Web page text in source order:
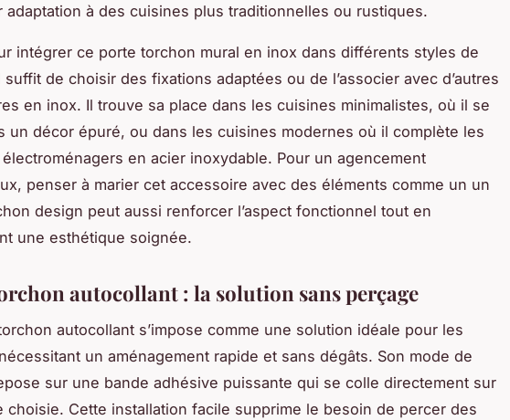
adaptation à des cuisines plus traditionnelles ou rustiques.
intégrer ce porte torchon mural en inox dans différents styles de
de choisir des fixations adaptées ou de l’associer avec d’autres
en inox. Il trouve sa place dans les cuisines minimalistes, où il se
un décor épuré, ou dans les cuisines modernes où il complète les
en acier inoxydable. Pour un agencement
penser à marier cet accessoire avec des éléments comme un un
design peut aussi renforcer l’aspect fonctionnel tout en
une esthétique soignée.
autocollant : la solution sans perçage
autocollant s’impose comme une solution idéale pour les
un aménagement rapide et sans dégâts. Son mode de
sur une bande adhésive puissante qui se colle directement sur
choisie. Cette installation facile supprime le besoin de percer des